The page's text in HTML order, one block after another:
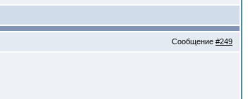
Сообщение #249